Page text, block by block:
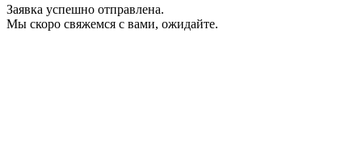
Заявка успешно отправлена.
Мы скоро свяжемся с вами, ожидайте.